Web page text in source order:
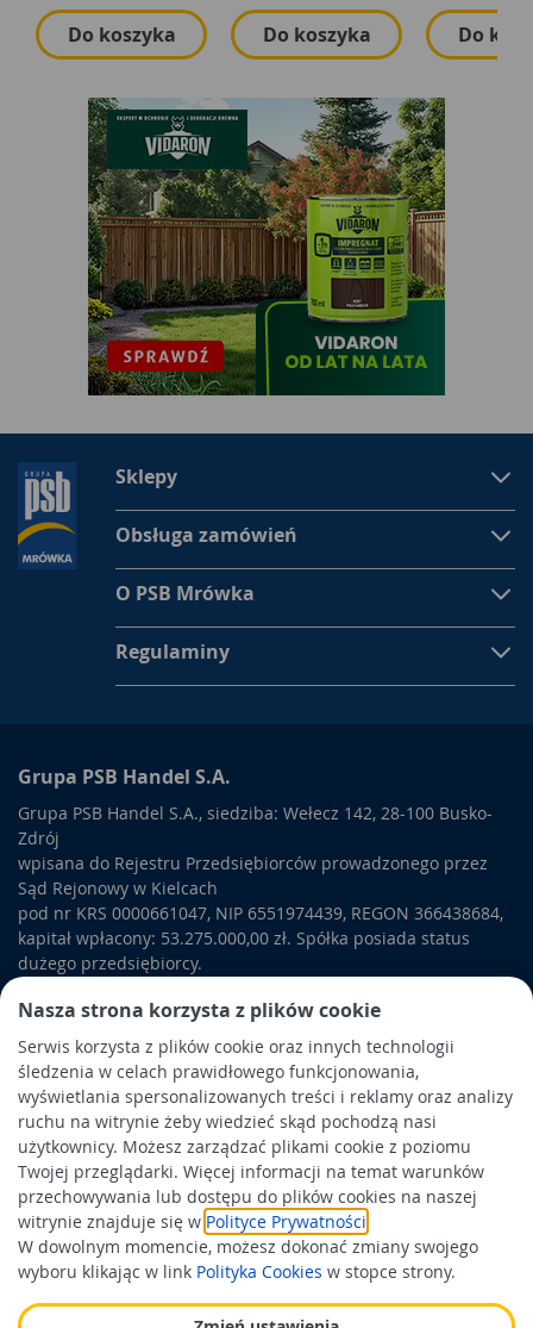
Nasza strona korzysta z plików cookie
Serwis korzysta z plików cookie oraz innych technologii
śledzenia w celach prawidłowego funkcjonowania,
wyświetlania spersonalizowanych treści i reklamy oraz analizy
ruchu na witrynie żeby wiedzieć skąd pochodzą nasi
użytkownicy. Możesz zarządzać plikami cookie z poziomu
Twojej przeglądarki. Więcej informacji na temat warunków
przechowywania lub dostępu do plików cookies na naszej
witrynie znajduje się w Polityce Prywatności
W dowolnym momencie, możesz dokonać zmiany swojego
wyboru klikając w link Polityka Cookies w stopce strony.
Do koszyka Do koszyka Do
Sklepy
Obsługa zamówień
O PSB Mrówka
Regulaminy
Grupa PSB Handel S.A.
Grupa PSB Handel S.A., siedziba: Wełecz 142, 28-100 Busko-
Zdrój
wpisana do Rejestru Przedsiębiorców prowadzonego przez
Sąd Rejonowy w Kielcach
pod nr KRS 0000661047, NIP 6551974439, REGON 366438684,
kapitał wpłacony: 53.275.000,00 zł. Spółka posiada status
dużego przedsiębiorcy.
PSB Mrówka to polska sieć sklepów samoobsługowych sektora
materiały budowlane, artykuły wykończeniowe i dekoracyjne,
wyposażenie łazienek i kuchni, elektronarzędzia, a także
artykuły związane z ogrodem i otoczeniem domu.
Obowiązek informacyjny
Polityka prywatności
Polityka Cookies
Odbiór zużytego sprzętu